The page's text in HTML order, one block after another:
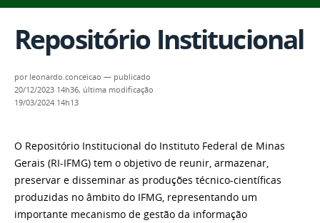
Repositório Institucional
por leonardo.conceicao — publicado
20/12/2023 14h36, última modificação
19/03/2024 14h13
O Repositório Institucional do Instituto Federal de Minas
Gerais (RI-IFMG) tem o objetivo de reunir, armazenar,
preservar e disseminar as produções técnico-científicas
produzidas no âmbito do IFMG, representando um
importante mecanismo de gestão da informação